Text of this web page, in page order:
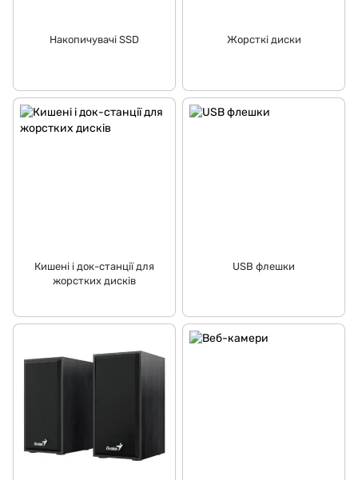
Накопичувачі SSD Жорсткі диски
Кишені і док-станції для
жорстких дисків
USB флешки